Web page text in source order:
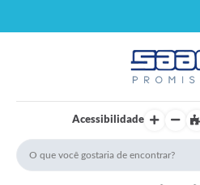
Acessibilidade